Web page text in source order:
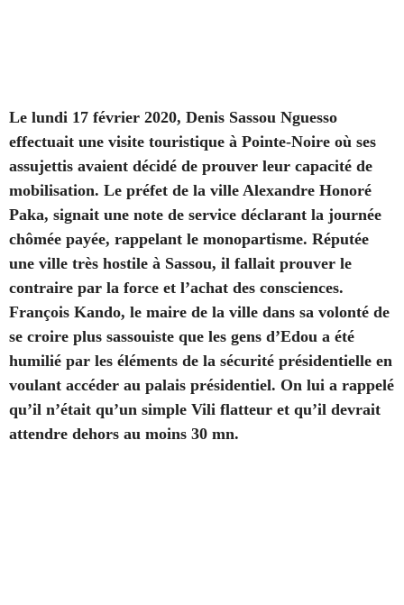
Le lundi 17 février 2020, Denis Sassou Nguesso
effectuait une visite touristique à Pointe-Noire où ses
assujettis avaient décidé de prouver leur capacité de
mobilisation. Le préfet de la ville Alexandre Honoré
Paka, signait une note de service déclarant la journée
chômée payée, rappelant le monopartisme. Réputée
une ville très hostile à Sassou, il fallait prouver le
contraire par la force et l’achat des consciences.
François Kando, le maire de la ville dans sa volonté de
se croire plus sassouiste que les gens d’Edou a été
humilié par les éléments de la sécurité présidentielle en
voulant accéder au palais présidentiel. On lui a rappelé
qu’il n’était qu’un simple Vili flatteur et qu’il devrait
attendre dehors au moins 30 mn.